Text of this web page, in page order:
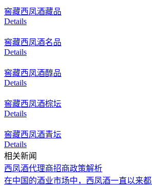
窖藏西凤酒藏品
Details
窖藏西凤酒名品
Details
窖藏西凤酒醇品
Details
窖藏西凤酒棕坛
Details
窖藏西凤酒青坛
Details
相关新闻
西凤酒代理商招商政策解析
在中国的酒业市场中，西凤酒一直以来